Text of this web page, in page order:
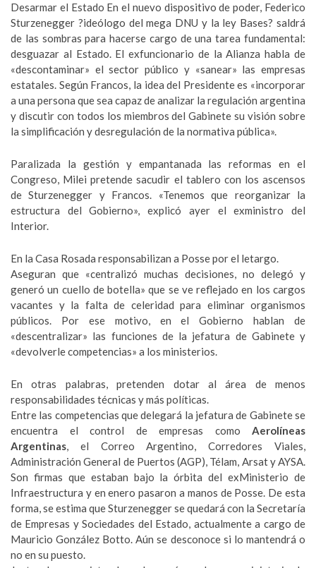
Desarmar el Estado En el nuevo dispositivo de poder, Federico
Sturzenegger ?ideólogo del mega DNU y la ley Bases? saldrá
de las sombras para hacerse cargo de una tarea fundamental:
desguazar al Estado. El exfuncionario de la Alianza habla de
«descontaminar» el sector público y «sanear» las empresas
estatales. Según Francos, la idea del Presidente es «incorporar
a una persona que sea capaz de analizar la regulación argentina
y discutir con todos los miembros del Gabinete su visión sobre
la simplificación y desregulación de la normativa pública».
Paralizada la gestión y empantanada las reformas en el
Congreso, Milei pretende sacudir el tablero con los ascensos
de Sturzenegger y Francos. «Tenemos que reorganizar la
estructura del Gobierno», explicó ayer el exministro del
Interior.
En la Casa Rosada responsabilizan a Posse por el letargo.
Aseguran que «centralizó muchas decisiones, no delegó y
generó un cuello de botella» que se ve reflejado en los cargos
vacantes y la falta de celeridad para eliminar organismos
públicos. Por ese motivo, en el Gobierno hablan de
«descentralizar» las funciones de la jefatura de Gabinete y
«devolverle competencias» a los ministerios.
En otras palabras, pretenden dotar al área de menos
responsabilidades técnicas y más políticas.
Entre las competencias que delegará la jefatura de Gabinete se
encuentra el control de empresas como Aerolíneas
Argentinas, el Correo Argentino, Corredores Viales,
Administración General de Puertos (AGP), Télam, Arsat y AYSA.
Son firmas que estaban bajo la órbita del exMinisterio de
Infraestructura y en enero pasaron a manos de Posse. De esta
forma, se estima que Sturzenegger se quedará con la Secretaría
de Empresas y Sociedades del Estado, actualmente a cargo de
Mauricio González Botto. Aún se desconoce si lo mantendrá o
no en su puesto.